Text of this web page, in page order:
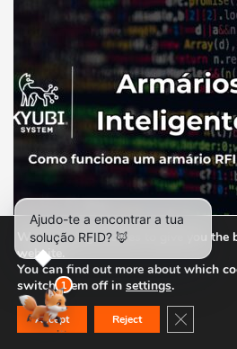
COMO FUNCIONA UM ARMÁRIO
We are using cookies to give you the
website.
You can find out more about which
switch them off in settings.
Accept Reject Close